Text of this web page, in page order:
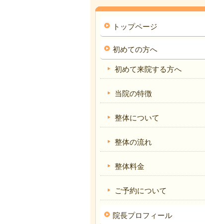
トップページ
初めての方へ
初めて来院する方へ
当院の特徴
整体について
整体の流れ
整体料金
ご予約について
院長プロフィール